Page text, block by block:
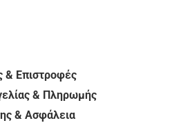
& Επιστροφές
& Πληρωμής
& Ασφάλεια